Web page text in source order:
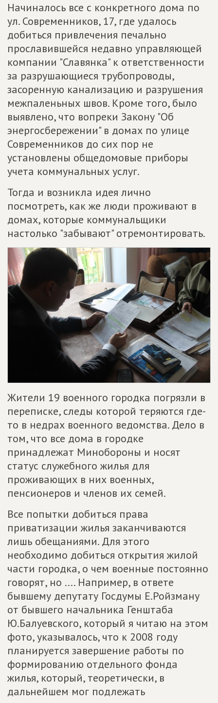
Начиналось все с конкретного дома по
ул. Современников, 17, где удалось
добиться привлечения печально
прославившейся недавно управляющей
компании "Славянка" к ответственности
за разрушающиеся трубопроводы,
засоренную канализацию и разрушения
межпаленьных швов. Кроме того, было
выявлено, что вопреки Закону "Об
энергосбережении" в домах по улице
Современников до сих пор не
установлены общедомовые приборы
учета коммунальных услуг.
Тогда и возникла идея лично
посмотреть, как же люди проживают в
домах, которые коммунальщики
настолько "забывают" отремонтировать.
Жители 19 военного городка погрязли в
переписке, следы которой теряются где-
то в недрах военного ведомства. Дело в
том, что все дома в городке
принадлежат Минобороны и носят
статус служебного жилья для
проживающих в них военных,
пенсионеров и членов их семей.
Все попытки добиться права
приватизации жилья заканчиваются
лишь обещаниями. Для этого
необходимо добиться открытия жилой
части городка, о чем военные постоянно
говорят, но .... Например, в ответе
бывшему депутату Госдумы Е.Ройзману
от бывшего начальника Генштаба
Ю.Балуевского, который я читаю на этом
фото, указывалось, что к 2008 году
планируется завершение работы по
формированию отдельного фонда
жилья, который, теоретически, в
дальнейшем мог подлежать